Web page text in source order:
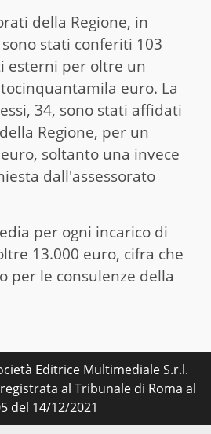
della Regione, in
stati conferiti 103
esterni per oltre un
euro. La
34, sono stati affidati
Regione, per un
soltanto una invece
dall'assessorato
per ogni incarico di
13.000 euro, cifra che
per le consulenze della
Editrice Multimediale S.r.l.
al Tribunale di Roma al
del 14/12/2021